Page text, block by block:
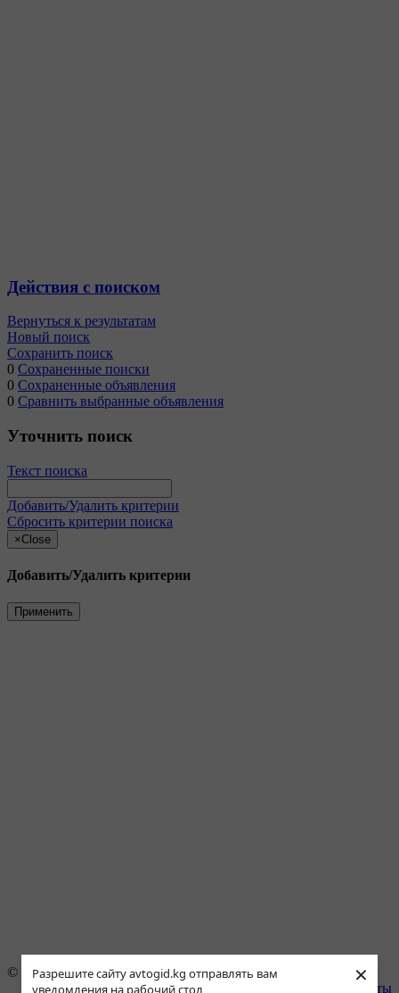
Разрешите сайту avtogid.kg отправлять вам
уведомления на рабочий стол
×
Действия с поиском
Вернуться к результатам
Новый поиск
Сохранить поиск
0 Сохраненные поиски
0 Сохраненные объявления
0 Сравнить выбранные объявления
Уточнить поиск
Текст поиска
Добавить/Удалить критерии
Сбросить критерии поиска
×Close
Добавить/Удалить критерии
Применить
© 1996–2021 АВТОгид
Контакты